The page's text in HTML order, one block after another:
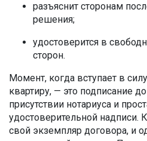
разъяснит сторонам
решения;
удостоверится в
сторон.
Момент, когда вступает в
квартиру, — это подписание
присутствии нотариуса и
удостоверительной надписи.
свой экземпляр договора, и